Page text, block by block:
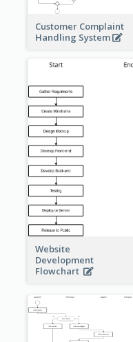
Customer Complaint
Handling System
Website
Development
Flowchart